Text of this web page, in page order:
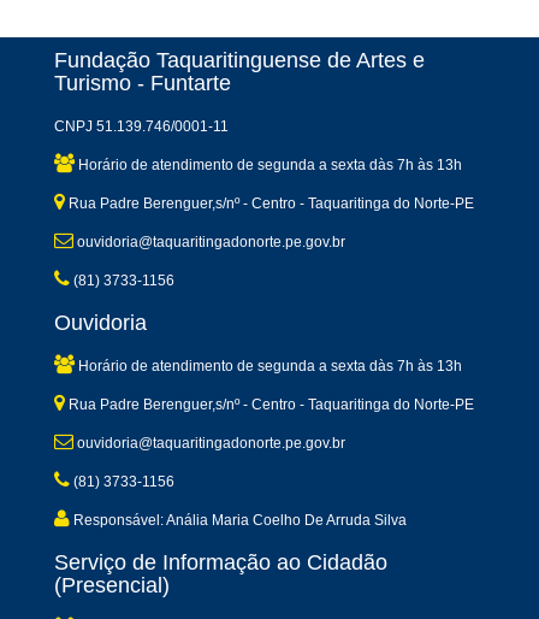
Fundação Taquaritinguense de Artes e
Turismo - Funtarte
CNPJ 51.139.746/0001-11
Horário de atendimento de segunda a sexta dàs 7h às 13h
Rua Padre Berenguer,s/nº - Centro - Taquaritinga do Norte-PE
ouvidoria@taquaritingadonorte.pe.gov.br
(81) 3733-1156
Ouvidoria
Horário de atendimento de segunda a sexta dàs 7h às 13h
Rua Padre Berenguer,s/nº - Centro - Taquaritinga do Norte-PE
ouvidoria@taquaritingadonorte.pe.gov.br
(81) 3733-1156
Responsável: Anália Maria Coelho De Arruda Silva
Serviço de Informação ao Cidadão
(Presencial)